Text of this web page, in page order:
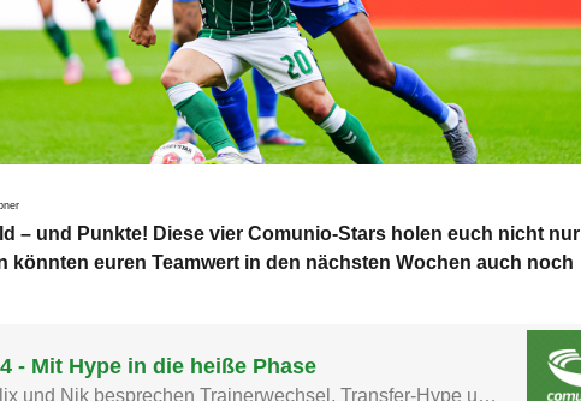
– und Punkte! Diese vier Comunio-Stars holen euch nicht nur
könnten euren Teamwert in den nächsten Wochen auch noch